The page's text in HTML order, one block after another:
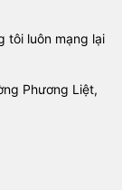
tôi luôn mạng lại
Phương Liệt,